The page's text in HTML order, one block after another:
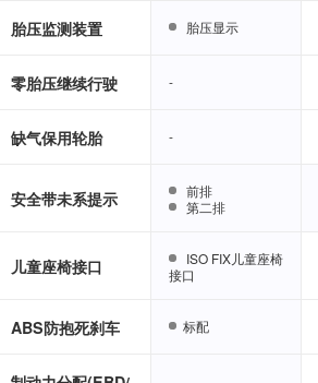
胎压监测装置 胎压显示
零胎压继续行驶 -
缺气保用轮胎 -
安全带未系提示
前排
第二排
儿童座椅接口
ISO FIX儿童座椅
接口
ABS防抱死刹车 标配
胎压显示
-
-
前排
第二排
ISO FIX儿童座椅
接口
标配